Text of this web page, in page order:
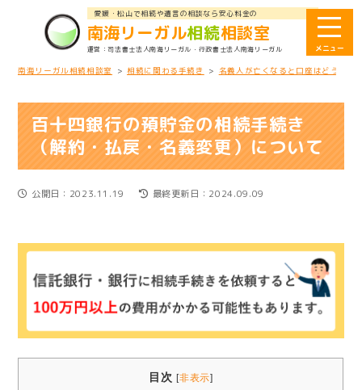
愛媛・松山で相続や遺言の相談なら安心料金の
南海リーガル相続相談室
司法書士法人南海リーガル ・行政書士法人南海リーガル
南海リーガル相続相談室 >相続に関わる手続き >名義人が亡くなると口座はどうなる
百十四銀行の預貯金の相続手続き
（解約・払戻・名義変更）について
公開日：2023.11.19 最終更新日：2024.09.09
目次 [非表示]